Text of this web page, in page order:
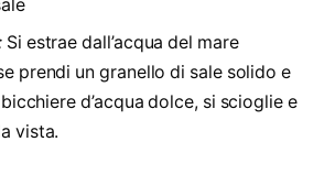
Si estrae dall’acqua del mare
prendi un granello di sale solido e
d’acqua dolce, si scioglie e
vista.